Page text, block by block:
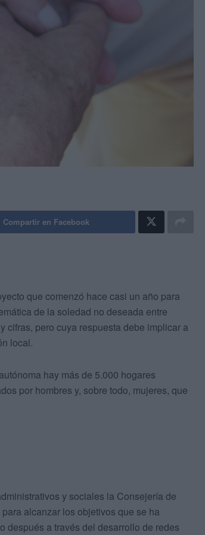
Compartir en Facebook
que comenzó hace casi un año para
de la soledad no deseada entre
cifras, pero cuya respuesta debe implicar a
local.
hay más de 5.000 hogares
por hombres y, sobre todo, mujeres, que
y sociales la Consejería de
alcanzar los objetivos que se ha
después a través del desarrollo de redes